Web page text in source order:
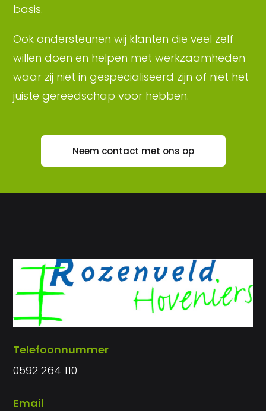
basis.
Ook ondersteunen wij klanten die veel zelf
willen doen en helpen met werkzaamheden
waar zij niet in gespecialiseerd zijn of niet het
juiste gereedschap voor hebben.
Neem contact met ons op
Telefoonnummer
0592 264 110
Email